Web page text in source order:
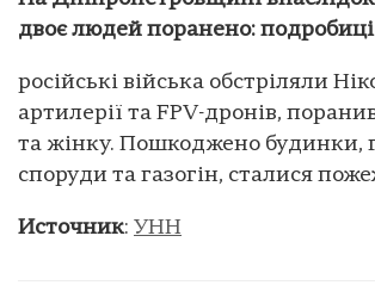
двоє людей поранено: подробиці
російські війська обстріляли
артилерії та FPV-дронів,
та жінку. Пошкоджено будинки,
споруди та газогін, сталися
Источник: УНН